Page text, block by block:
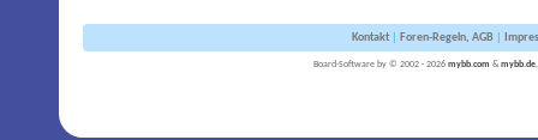
Kontakt| Foren-Regeln, AGB|
Board-Software by © 2002 - 2026 mybb.com & mybb.de